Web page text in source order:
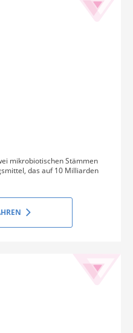
mikrobiotischen Stämmen
das auf 10 Milliarden